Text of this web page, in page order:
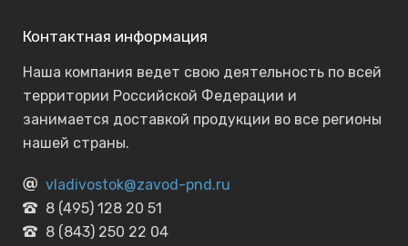
Контактная информация
Наша компания ведет свою деятельность по всей
территории Российской Федерации и
занимается доставкой продукции во все регионы
нашей страны.
vladivostok@zavod-pnd.ru
8 (495) 128 20 51
8 (843) 250 22 04